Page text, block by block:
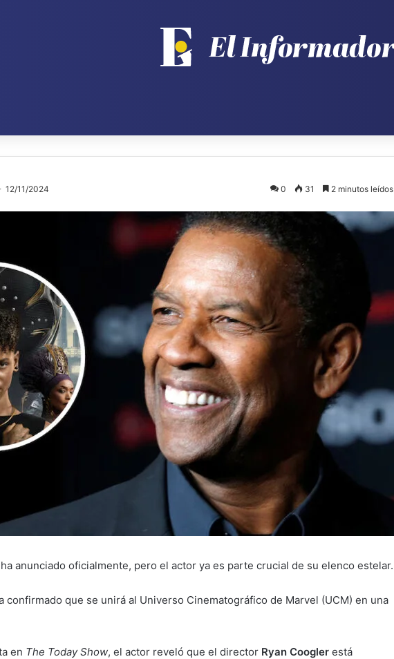
12/11/2024 0 31 2 minutos leídos
anunciado oficialmente, pero el actor ya es parte crucial de su elenco estelar.
confirmado que se unirá al Universo Cinematográfico de Marvel (UCM) en una
en The Today Show, el actor reveló que el director Ryan Coogler está